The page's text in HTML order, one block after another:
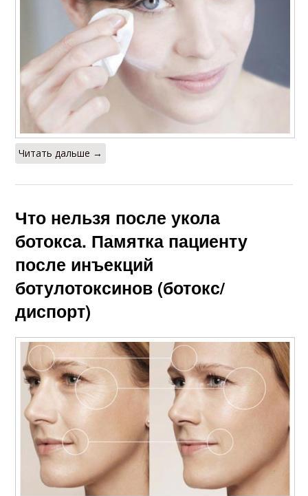
Читать дальше →
Что нельзя после укола
ботокса. Памятка пациенту
после инъекций
ботулотоксинов (ботокс/
диспорт)